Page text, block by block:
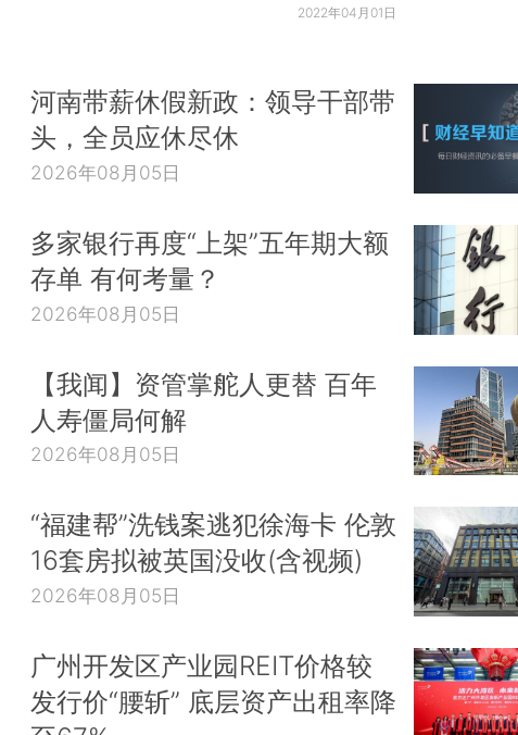
2022年04月01日
河南带薪休假新政：领导干部带
头，全员应休尽休
2026年08月05日
多家银行再度“上架”五年期大额
存单 有何考量？
2026年08月05日
【我闻】资管掌舵人更替 百年
人寿僵局何解
2026年08月05日
“福建帮”洗钱案逃犯徐海卡 伦敦
16套房拟被英国没收(含视频)
2026年08月05日
广州开发区产业园REIT价格较
发行价“腰斩” 底层资产出租率降